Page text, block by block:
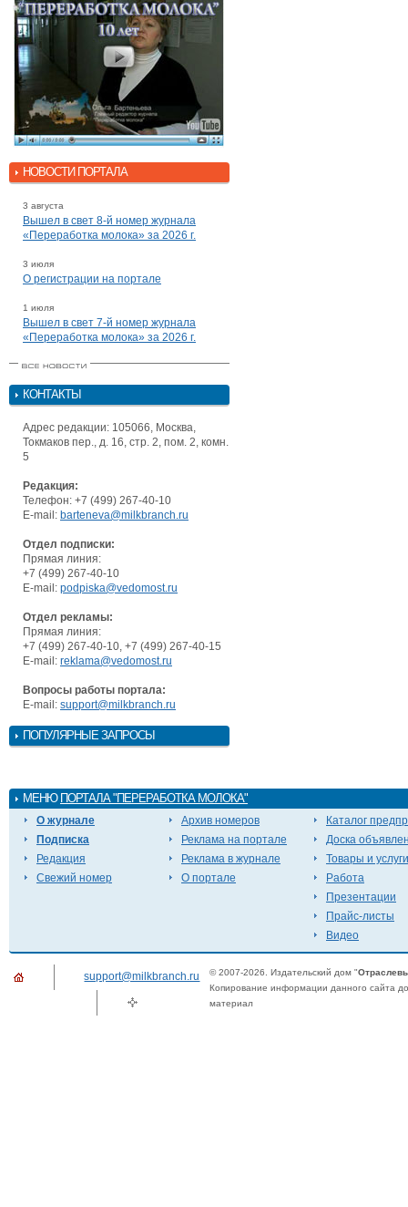
НОВОСТИ ПОРТАЛА
3 августа
Вышел в свет 8-й номер журнала
«Переработка молока» за 2026 г.
3 июля
О регистрации на портале
1 июля
Вышел в свет 7-й номер журнала
«Переработка молока» за 2026 г.
КОНТАКТЫ
Адрес редакции: 105066, Москва,
Токмаков пер., д. 16, стр. 2, пом. 2, комн.
5
Редакция:
Телефон: +7 (499) 267-40-10
E-mail: barteneva@milkbranch.ru
Отдел подписки:
Прямая линия:
+7 (499) 267-40-10
E-mail: podpiska@vedomost.ru
Отдел рекламы:
Прямая линия:
+7 (499) 267-40-10, +7 (499) 267-40-15
E-mail: reklama@vedomost.ru
Вопросы работы портала:
E-mail: support@milkbranch.ru
ПОПУЛЯРНЫЕ ЗАПРОСЫ
МЕНЮ ПОРТАЛА "ПЕРЕРАБОТКА МОЛОКА"
О журнале
Подписка
Редакция
Свежий номер
Архив номеров
Реклама на портале
Реклама в журнале
О портале
Каталог
Доска
Товары и услуги
Работа
Презентации
Прайс-листы
Видео
support@milkbranch.ru © 2007-2026. Издательский дом "
Копирование информации данного сайта
материал